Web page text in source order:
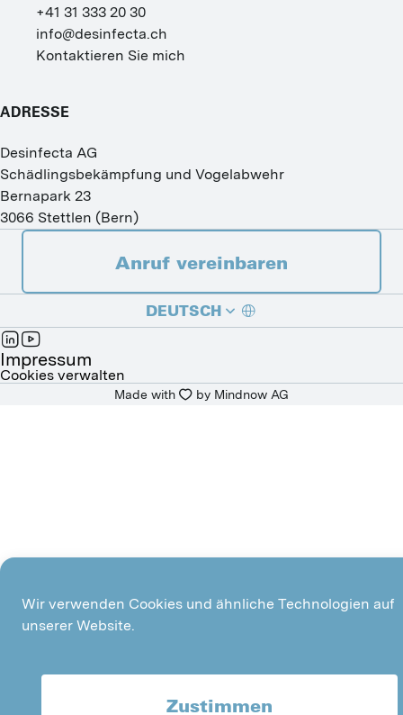
+41 31 333 20 30
info@desinfecta.ch
Kontaktieren Sie mich
ADRESSE
Desinfecta AG
Schädlingsbekämpfung und Vogelabwehr
Bernapark 23
3066 Stettlen (Bern)
Anruf vereinbaren
DEUTSCH
ITALIANO
Impressum
Cookies verwalten
Made with by Mindnow AG
Wir verwenden Cookies und ähnliche Technologien auf
unserer Website.
Zustimmen